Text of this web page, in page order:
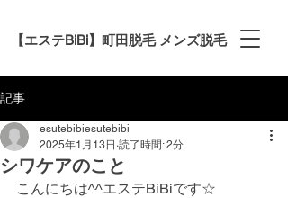
【エステBiBi】町田脱毛 メンズ脱毛
記事
シワケアのこと
esutebibiesutebibi
2025年1月13日 読了時間: 2分
こんにちは^^エステBiBiです☆